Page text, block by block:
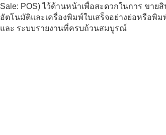
Sale: POS) ไว้ด้านหน้าเพื่อสะดวกในการ ขา
อัตโนมัติและเครื่องพิมพ์ใบเสร็จอย่างย่อหรือพิ
และ ระบบรายงานที่ครบถ้วนสมบูรณ์